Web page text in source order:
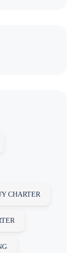
CHARTER